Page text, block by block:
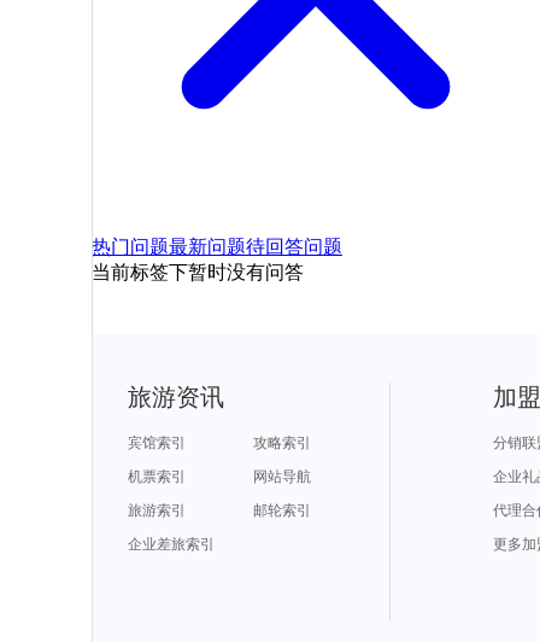
热门问题最新问题待回答问题
当前标签下暂时没有问答
旅游资讯
宾馆索引
攻略索引
机票索引
网站导航
旅游索引
邮轮索引
企业差旅索引
加
分销联
企业礼
代理合
更多加